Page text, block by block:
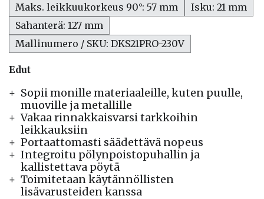
Edut
Sopii monille materiaaleille, kuten puulle,
muoville ja metallille
Vakaa rinnakkaisvarsi tarkkoihin
leikkauksiin
Portaattomasti säädettävä nopeus
Integroitu pölynpoistopuhallin ja
kallistettava pöytä
Toimitetaan käytännöllisten
lisävarusteiden kanssa
Maks. leikkuukorkeus 90°: 57 mm
Isku: 21 mm
Sahanterä: 127 mm
Mallinumero / SKU: DKS21PRO-230V